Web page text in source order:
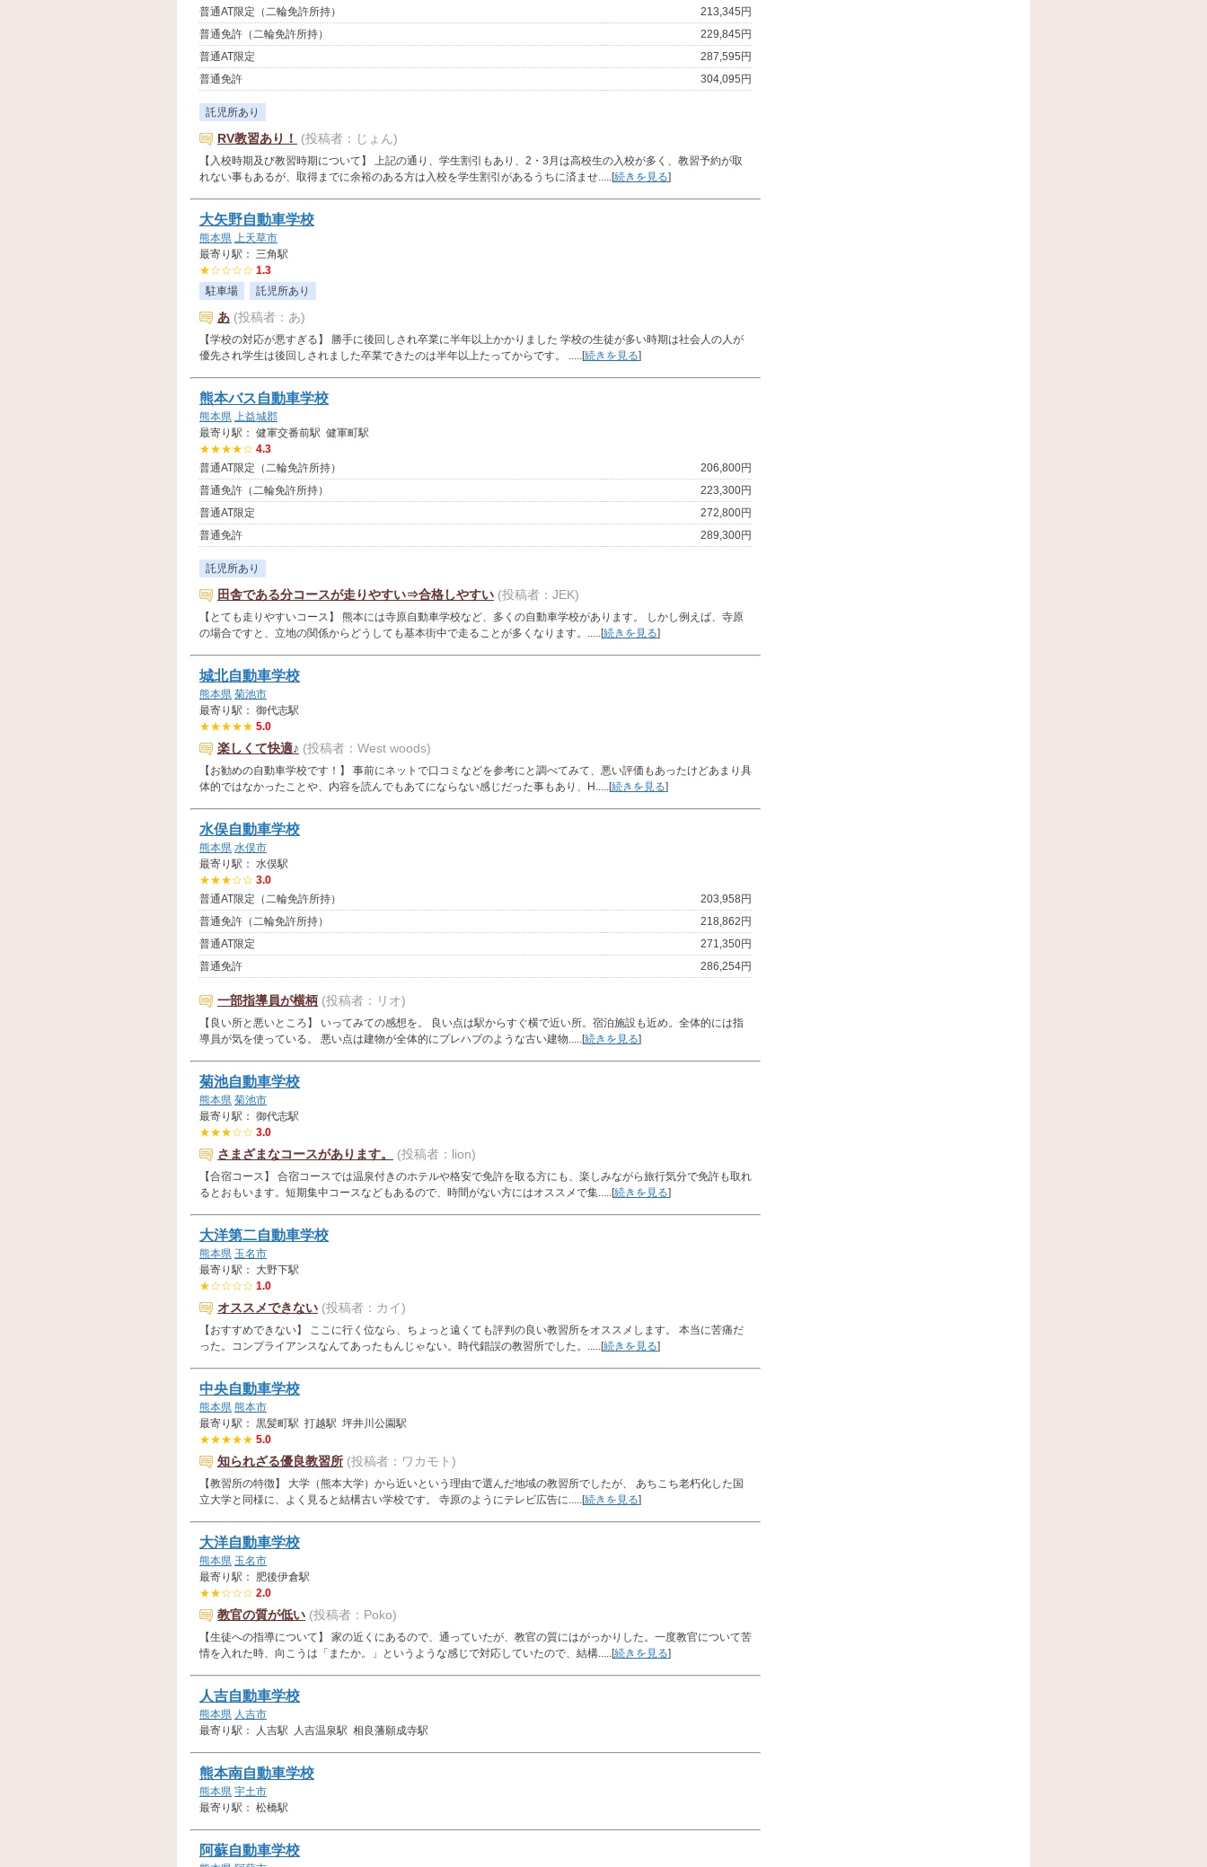
普通AT限定（二輪免許所持）
213,345円
普通免許（二輪免許所持）
229,845円
普通AT限定
287,595円
普通免許
304,095円
託児所あり
RV教習あり！ (投稿者：じょん)
【入校時期及び教習時期について】 上記の通り、学生割引もあり、2・3月は高校生の入校が多く、教習予約が取
れない事もあるが、取得までに余裕のある方は入校を学生割引があるうちに済ませ.....[続きを見る]
大矢野自動車学校
熊本県 上天草市
最寄り駅： 三角駅
★☆☆☆☆ 1.3
駐車場
託児所あり
あ (投稿者：あ)
【学校の対応が悪すぎる】 勝手に後回しされ卒業に半年以上かかりました 学校の生徒が多い時期は社会人の人が
優先され学生は後回しされました卒業できたのは半年以上たってからです。 .....[続きを見る]
熊本バス自動車学校
熊本県 上益城郡
最寄り駅： 健軍交番前駅 健軍町駅
★★★★☆ 4.3
普通AT限定（二輪免許所持）
206,800円
普通免許（二輪免許所持）
223,300円
普通AT限定
272,800円
普通免許
289,300円
託児所あり
田舎である分コースが走りやすい⇒合格しやすい (投稿者：JEK)
【とても走りやすいコース】 熊本には寺原自動車学校など、多くの自動車学校があります。 しかし例えば、寺原
の場合ですと、立地の関係からどうしても基本街中で走ることが多くなります。.....[続きを見る]
城北自動車学校
熊本県 菊池市
最寄り駅： 御代志駅
★★★★★ 5.0
楽しくて快適♪ (投稿者：West woods)
【お勧めの自動車学校です！】 事前にネットで口コミなどを参考にと調べてみて、悪い評価もあったけどあまり具
体的ではなかったことや、内容を読んでもあてにならない感じだった事もあり、H.....[続きを見る]
水俣自動車学校
熊本県 水俣市
最寄り駅： 水俣駅
★★★☆☆ 3.0
普通AT限定（二輪免許所持）
203,958円
普通免許（二輪免許所持）
218,862円
普通AT限定
271,350円
普通免許
286,254円
一部指導員が横柄 (投稿者：リオ)
【良い所と悪いところ】 いってみての感想を。 良い点は駅からすぐ横で近い所。宿泊施設も近め。全体的には指
導員が気を使っている。 悪い点は建物が全体的にプレハブのような古い建物.....[続きを見る]
菊池自動車学校
熊本県 菊池市
最寄り駅： 御代志駅
★★★☆☆ 3.0
さまざまなコースがあります。 (投稿者：lion)
【合宿コース】 合宿コースでは温泉付きのホテルや格安で免許を取る方にも、楽しみながら旅行気分で免許も取れ
るとおもいます。短期集中コースなどもあるので、時間がない方にはオススメで集.....[続きを見る]
大洋第二自動車学校
熊本県 玉名市
最寄り駅： 大野下駅
★☆☆☆☆ 1.0
オススメできない (投稿者：カイ)
【おすすめできない】 ここに行く位なら、ちょっと遠くても評判の良い教習所をオススメします。 本当に苦痛だ
った。コンプライアンスなんてあったもんじゃない。時代錯誤の教習所でした。.....[続きを見る]
中央自動車学校
熊本県 熊本市
最寄り駅： 黒髪町駅 打越駅 坪井川公園駅
★★★★★ 5.0
知られざる優良教習所 (投稿者：ワカモト)
【教習所の特徴】 大学（熊本大学）から近いという理由で選んだ地域の教習所でしたが、 あちこち老朽化した国
立大学と同様に、よく見ると結構古い学校です。 寺原のようにテレビ広告に.....[続きを見る]
大洋自動車学校
熊本県 玉名市
最寄り駅： 肥後伊倉駅
★★☆☆☆ 2.0
教官の質が低い (投稿者：Poko)
【生徒への指導について】 家の近くにあるので、通っていたが、教官の質にはがっかりした。一度教官について苦
情を入れた時、向こうは「またか。」というような感じで対応していたので、結構.....[続きを見る]
人吉自動車学校
熊本県 人吉市
最寄り駅： 人吉駅 人吉温泉駅 相良藩願成寺駅
熊本南自動車学校
熊本県 宇土市
最寄り駅： 松橋駅
阿蘇自動車学校